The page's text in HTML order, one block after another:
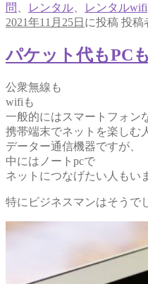
問
レンタル
レンタルwifi
2021年11月25日 に投稿 投稿
パケット代もPC
公衆無線も
wifiも
一般的にはスマートフォン
携帯端末でネットを楽しむ
データー通信機器ですが、
中にはノートpcで
ネットにつなげたい人もい
特にビジネスマンはそうで